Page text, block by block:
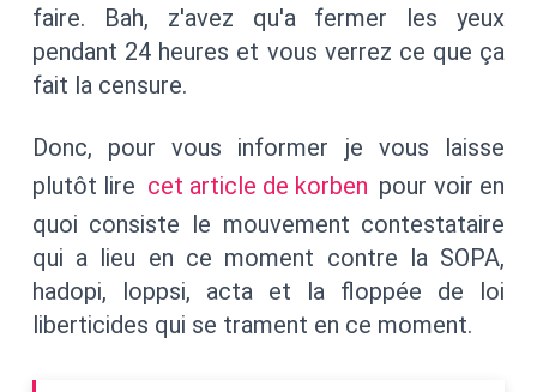
faire. Bah, z'avez qu'a fermer les yeux
pendant 24 heures et vous verrez ce que ça
fait la censure.
Donc, pour vous informer je vous laisse
plutôt lire cet article de korben pour voir en
quoi consiste le mouvement contestataire
qui a lieu en ce moment contre la SOPA,
hadopi, loppsi, acta et la floppée de loi
liberticides qui se trament en ce moment.